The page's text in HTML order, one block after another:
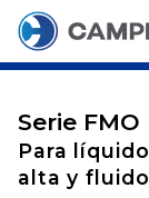
Serie FMO
Para
alta y